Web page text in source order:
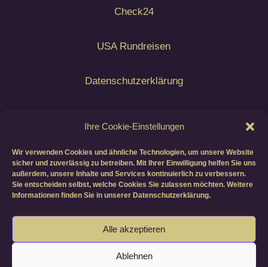
Ihre Cookie-Einstellungen
Wir verwenden Cookies und ähnliche Technologien, um unsere Website
sicher und zuverlässig zu betreiben. Mit Ihrer Einwilligung helfen Sie uns
außerdem, unsere Inhalte und Services kontinuierlich zu verbessern.
Sie entscheiden selbst, welche Cookies Sie zulassen möchten. Weitere
Informationen finden Sie in unserer Datenschutzerklärung.
Alle akzeptieren
Ablehnen
Check24
USA Rundreisen
Datenschutzerklärung
- Auswärtiges Amt -
Reise- und Sicherheitshinweise
Copyright © All Rights Reserved by KEROLINA
LLC
(Social-Media- & Contentagentur für